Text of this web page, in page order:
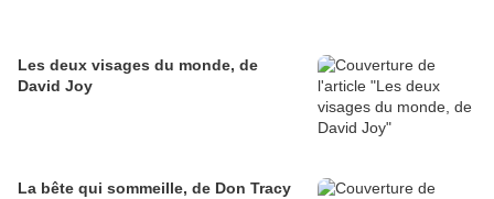
Les deux visages du monde, de
David Joy
La bête qui sommeille, de Don Tracy